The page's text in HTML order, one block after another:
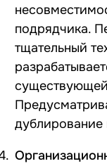
подрядчика.
тщательный
дублирование